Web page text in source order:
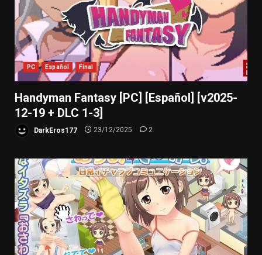
PC Español Final
Handyman Fantasy [PC] [Español] [v2025-
12-19 + DLC 1-3]
DarkEros177 23/12/2025 2